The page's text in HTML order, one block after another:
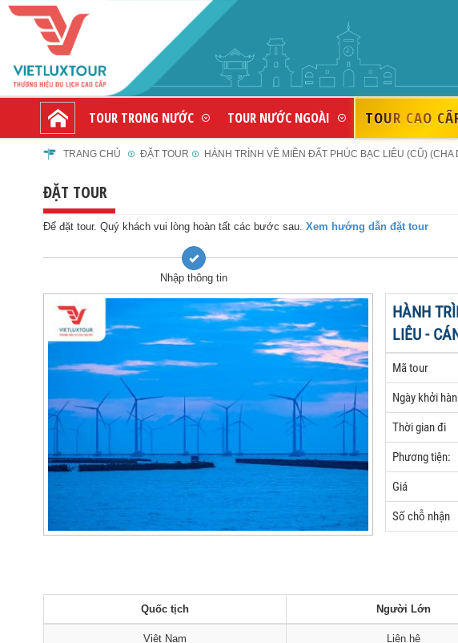
TOUR TRONG NƯỚC TOUR NƯỚC NGOÀI TOUR CAO
TRANG CHỦ ĐẶT TOUR HÀNH TRÌNH VỀ MIỀN ĐẤT PHÚC BẠC LIÊU (CŨ)
ĐẶT TOUR
Để đặt tour. Quý khách vui lòng hoàn tất các bước sau. Xem hướng dẫn đặt tour
Nhập thông tin
HÀNH
LIÊU -
Mã tour
Ngày khởi
Thời gian đi
Phương tiện:
Giá
Số chỗ nhận
Quốc tịch Người Lớn
Việt Nam Liên hệ